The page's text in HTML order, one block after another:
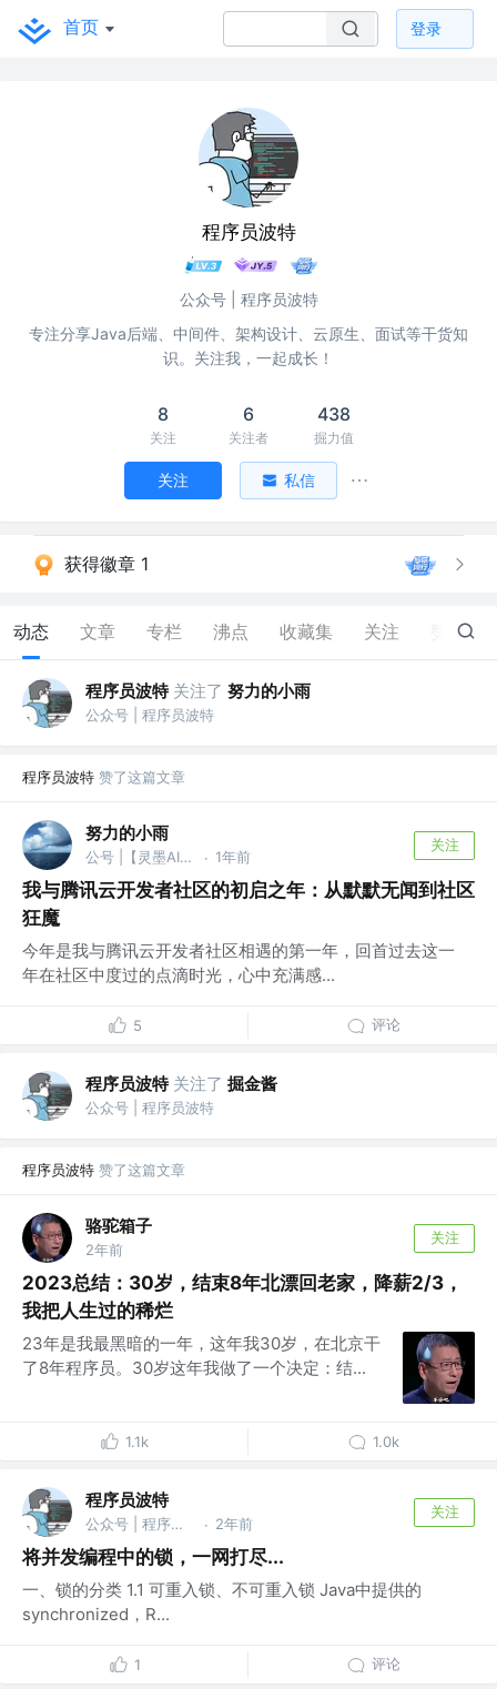
首页 登录
程序员波特
公众号 | 程序员波特
专注分享Java后端、中间件、架构设计、云原生、面试等干货知
识。关注我，一起成长！
8
关注
6
关注者
438
掘力值
关注 私信
获得徽章 1
动态 文章 专栏 沸点 收藏集 关注 7
程序员波特 关注了 努力的小雨
公众号 | 程序员波特
程序员波特 赞了这篇文章
努力的小雨
公号 |【灵墨AI探索室】 · 1年前
关注
我与腾讯云开发者社区的初启之年：从默默无闻到社区
狂魔
今年是我与腾讯云开发者社区相遇的第一年，回首过去这一
年在社区中度过的点滴时光，心中充满感...
5 评论
程序员波特 关注了 掘金酱
公众号 | 程序员波特
程序员波特 赞了这篇文章
骆驼箱子
2年前
关注
2023总结：30岁，结束8年北漂回老家，降薪2/3，
我把人生过的稀烂
23年是我最黑暗的一年，这年我30岁，在北京干
了8年程序员。30岁这年我做了一个决定：结...
1.1k 1.0k
程序员波特
公众号 | 程序员波特 · 2年前
关注
将并发编程中的锁，一网打尽...
一、锁的分类 1.1 可重入锁、不可重入锁 Java中提供的
synchronized，R...
1 评论